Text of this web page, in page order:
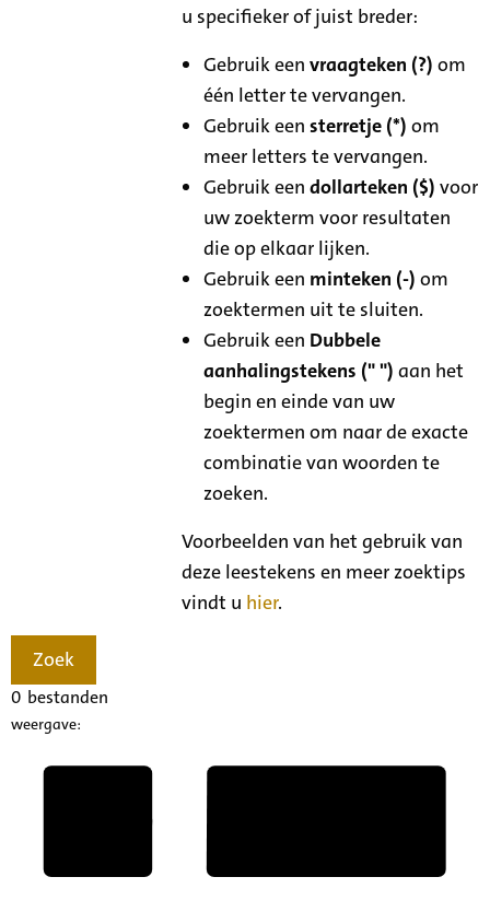
u specifieker of juist breder:
Gebruik eenvraagteken (?) om
één letter te vervangen.
Gebruik eensterretje (*) om
meer letters te vervangen.
Gebruik eendollarteken ($) voor
uw zoekterm voor resultaten
die op elkaar lijken.
Gebruik een minteken (-) om
zoektermen uit te sluiten.
Gebruik een Dubbele
aanhalingstekens (" ") aan het
begin en einde van uw
zoektermen om naar de exacte
combinatie van woorden te
zoeken.
Voorbeelden van het gebruik van
deze leestekens en meer zoektips
vindt u hier.
Zoek
0 bestanden
weergave: